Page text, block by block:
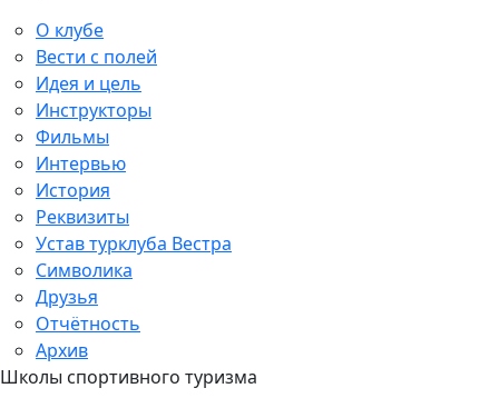
О клубе
Вести с полей
Идея и цель
Инструкторы
Фильмы
Интервью
История
Реквизиты
Устав турклуба Вестра
Символика
Друзья
Отчётность
Архив
Школы спортивного туризма